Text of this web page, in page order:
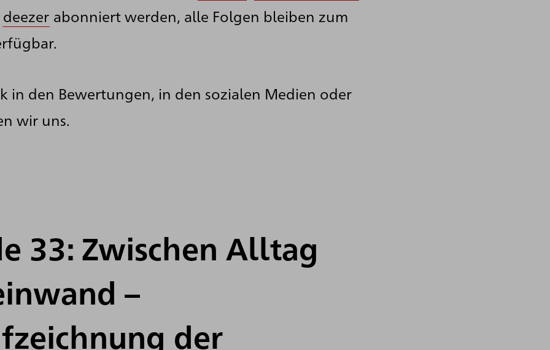
deezer abonniert werden, alle Folgen bleiben zum
in den Bewertungen, in den sozialen Medien oder
wir uns.
33: Zwischen Alltag
–
der